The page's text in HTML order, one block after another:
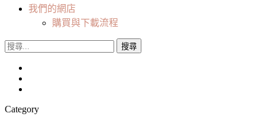
我們的網店
購買與下載流程
搜
Category